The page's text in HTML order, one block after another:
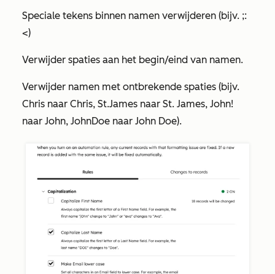
Speciale tekens binnen namen verwijderen (bijv. ;:
<)
Verwijder spaties aan het begin/eind van namen.
Verwijder namen met ontbrekende spaties (bijv.
Chris naar Chris, St.James naar St. James, John!
naar John, JohnDoe naar John Doe).